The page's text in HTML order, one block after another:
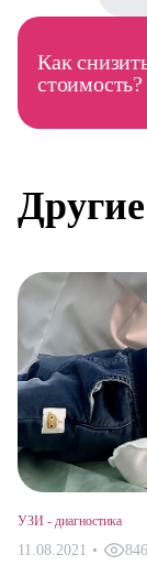
Как
стоимость?
УЗИ - диагностика
11.08.2021 •